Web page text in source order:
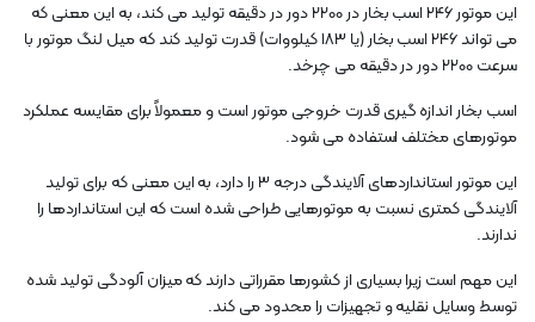
این موتور 246 اسب بخار در 2200 دور در دقیقه تولید می کند، به این معنی که
می تواند 246 اسب بخار (یا 183 کیلووات) قدرت تولید کند که میل لنگ موتور با
سرعت 2200 دور در دقیقه می چرخد.
اسب بخار اندازه گیری قدرت خروجی موتور است و معمولاً برای مقایسه عملکرد
موتورهای مختلف استفاده می شود.
این موتور استانداردهای آلایندگی درجه 3 را دارد، به این معنی که برای تولید
آلایندگی کمتری نسبت به موتورهایی طراحی شده است که این استانداردها را
ندارند.
این مهم است زیرا بسیاری از کشورها مقرراتی دارند که میزان آلودگی تولید شده
توسط وسایل نقلیه و تجهیزات را محدود می کند.